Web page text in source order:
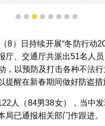
1 2 3 4 5 6 7 8
8）日持续开展“冬防行动
、交通厅共派出51名人
，以预防及打击各种不法
醒在新春期间做好防盗措
人（84男38女），当中
已通报相关部门作跟进。